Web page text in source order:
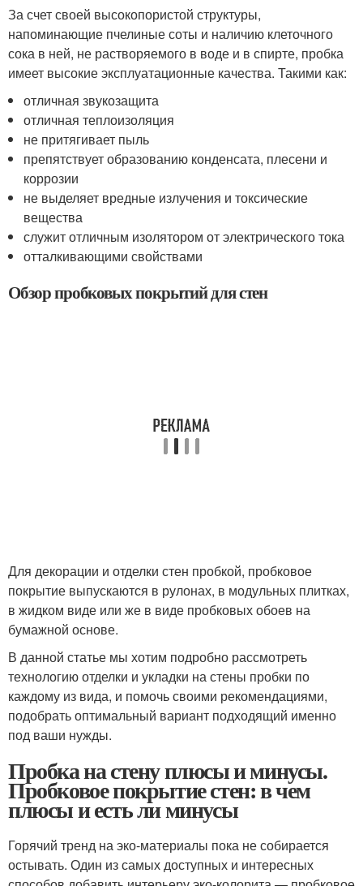
За счет своей высокопористой структуры,
напоминающие пчелиные соты и наличию клеточного
сока в ней, не растворяемого в воде и в спирте, пробка
имеет высокие эксплуатационные качества. Такими как:
отличная звукозащита
отличная теплоизоляция
не притягивает пыль
препятствует образованию конденсата, плесени и
коррозии
не выделяет вредные излучения и токсические
вещества
служит отличным изолятором от электрического тока
отталкивающими свойствами
Обзор пробковых покрытий для стен
Для декорации и отделки стен пробкой, пробковое
покрытие выпускаются в рулонах, в модульных плитках,
в жидком виде или же в виде пробковых обоев на
бумажной основе.
В данной статье мы хотим подробно рассмотреть
технологию отделки и укладки на стены пробки по
каждому из вида, и помочь своими рекомендациями,
подобрать оптимальный вариант подходящий именно
под ваши нужды.
Пробка на стену плюсы и минусы.
Пробковое покрытие стен: в чем
плюсы и есть ли минусы
Горячий тренд на эко-материалы пока не собирается
остывать. Один из самых доступных и интересных